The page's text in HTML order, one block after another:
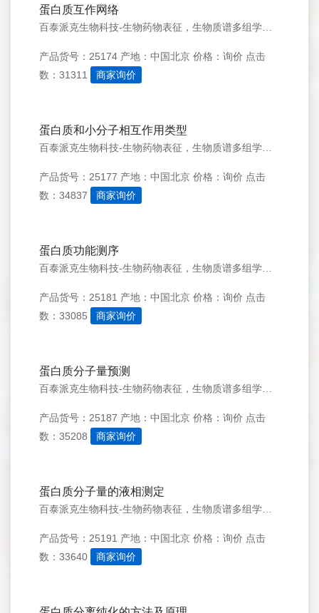
蛋白质互作网络
产品货号：25174 产地：中国北京 价格：询价 点击
数：31311
商家询价
蛋白质和小分子相互作用类型
产品货号：25177 产地：中国北京 价格：询价 点击
数：34837
商家询价
蛋白质功能测序
产品货号：25181 产地：中国北京 价格：询价 点击
数：33085
商家询价
蛋白质分子量预测
产品货号：25187 产地：中国北京 价格：询价 点击
数：35208
商家询价
蛋白质分子量的液相测定
产品货号：25191 产地：中国北京 价格：询价 点击
数：33640
商家询价